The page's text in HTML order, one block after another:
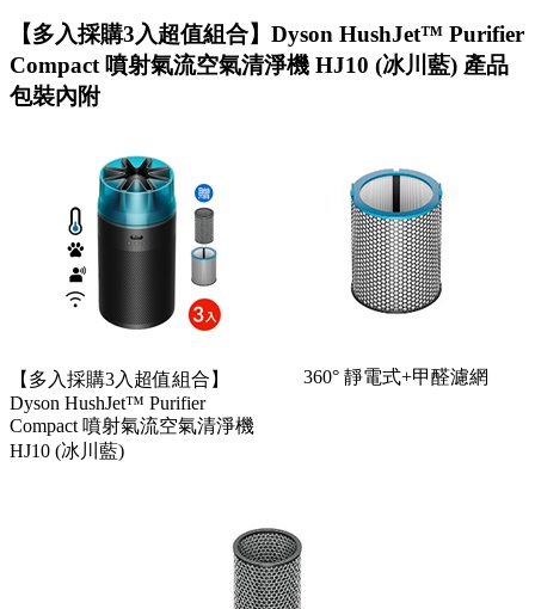
【多入採購3入超值組合】Dyson HushJet™ Purifier
Compact 噴射氣流空氣清淨機 HJ10 (冰川藍) 產品
包裝內附
【多入採購3入超值組合】
Dyson HushJet™ Purifier
Compact 噴射氣流空氣清淨機
HJ10 (冰川藍)
360° 靜電式+甲醛濾網